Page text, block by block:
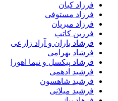
فرزاد کیان
فرزاد مستوفی
فرزاد میریان
فرزین کاتب
فرشاد باران و آراد زارعی
فرشاد بهرامی
فرشاد پیکسل و نیما اهورا
فرشید ادهمی
فرشید شاهسون
فرشید میلانی